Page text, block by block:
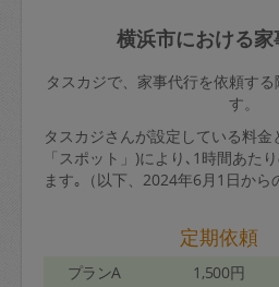
横浜市における
タスカジで、家事代行を依頼す
す。
タスカジさんが設定している料
「スポット」)により､1時間あた
ます｡（以下、2024年6月1日から
定期依頼
プランA 1,500円